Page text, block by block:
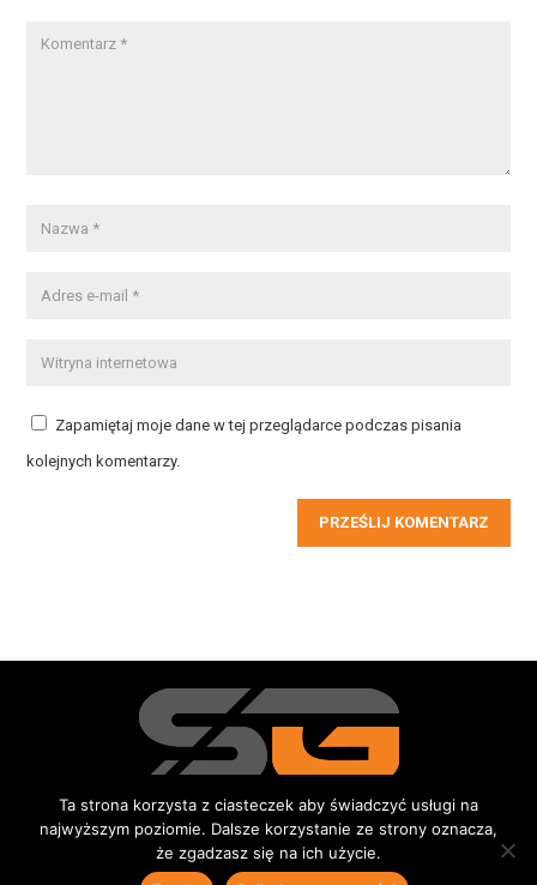
Zapamiętaj moje dane w tej przeglądarce podczas pisania
kolejnych komentarzy.
PRZEŚLIJ KOMENTARZ
Redakcja Kontakt Reklama Do pobrania
Ta strona korzysta z ciasteczek aby świadczyć usługi na
najwyższym poziomie. Dalsze korzystanie ze strony oznacza,
że zgadzasz się na ich użycie.